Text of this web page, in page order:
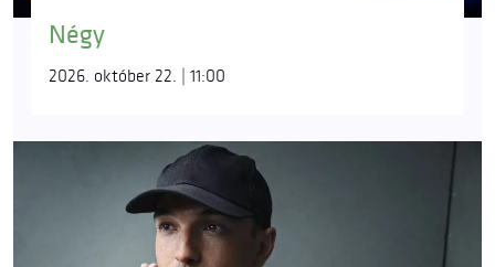
Négy
2026. október 22. | 11:00